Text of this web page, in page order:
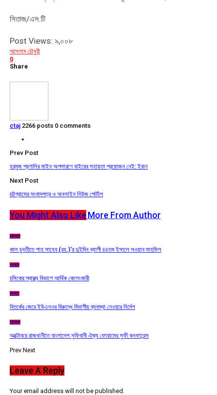
সিতাজ/এস.টি
Post Views: ৯,০০৮
আসলাম চৌধুরী
0
Share
ctaj 2266 posts 0 comments
Prev Post
হরমুজ প্রণালির মাইন অপসারণে বাইরের সহায়তা প্রয়োজন নেই: ইরান
Next Post
চট্টগ্রামের সংবাদপত্র ও অনলাইন নিউজ পোর্টাল
You Might Also Like More From Author
চট্টগ্রাম
কাল চুনতীতে শাহ সাহেব (রহ.)’র দুইদিন ব্যাপী ৪৪তম ইসালে সওয়াব মাহফিল
অপরাধ
চসিকের স্বাস্থ্য বিভাগে আর্থিক কেলেংকারী
অপরাধ
বিতর্কের জেরে ইউএনওর বিরুদ্ধে বিভাগীয় ব্যবস্থা নেওয়ার নির্দেশ
চট্টগ্রাম
অক্টোবরে রাজধানীতে বাংলাদেশ সুফিবাদী ঐক্য ফোরামের সুফী কনফারেন্স
Prev Next
Leave A Reply
Your email address will not be published.